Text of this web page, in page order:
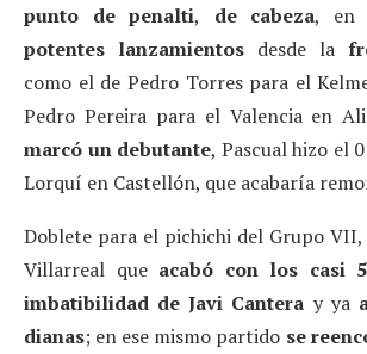
punto de penalti, de cabeza,
potentes lanzamientos desde la
como el de Pedro Torres para el
Pedro Pereira para el Valencia en
marcó un debutante, Pascual hizo el
Lorquí en Castellón, que acabaría
Doblete para el pichichi del Grupo VII,
Villarreal que acabó con los casi
imbatibilidad de Javi Cantera y ya
dianas; en ese mismo partido se